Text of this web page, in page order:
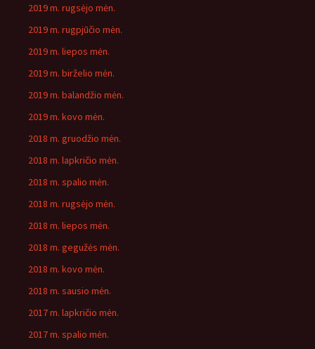
2019 m. rugsėjo mėn.
2019 m. rugpjūčio mėn.
2019 m. liepos mėn.
2019 m. birželio mėn.
2019 m. balandžio mėn.
2019 m. kovo mėn.
2018 m. gruodžio mėn.
2018 m. lapkričio mėn.
2018 m. spalio mėn.
2018 m. rugsėjo mėn.
2018 m. liepos mėn.
2018 m. gegužės mėn.
2018 m. kovo mėn.
2018 m. sausio mėn.
2017 m. lapkričio mėn.
2017 m. spalio mėn.